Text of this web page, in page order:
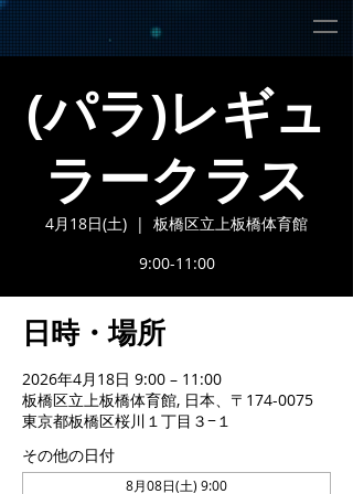
(パラ)レギュ
ラークラス
4月18日(土)
  |
板橋区立上板橋体育館
9:00-11:00
日時・場所
2026年4月18日 9:00 – 11:00
板橋区立上板橋体育館, 日本、〒174-0075
東京都板橋区桜川１丁目３−１
その他の日付
8月08日(土) 9:00